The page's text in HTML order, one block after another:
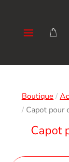
Boutique /
/ Capot pour
Capot